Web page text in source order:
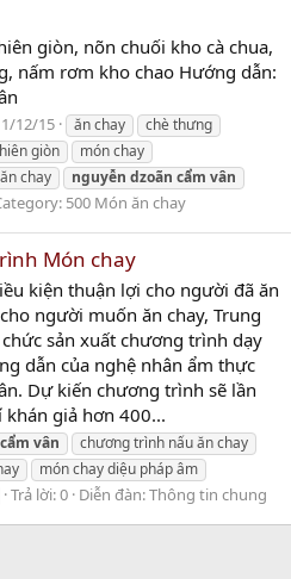
giòn, nõn chuối kho cà chua,
nấm rơm kho chao Hướng dẫn:
12/15 ăn chay
chè thưng
giòn
món chay
chay nguyễn dzoãn cẩm vân
500 Món ăn chay
Món chay
kiện thuận lợi cho người đã ăn
người muốn ăn chay, Trung
sản xuất chương trình dạy
dẫn của nghệ nhân ẩm thực
Dự kiến chương trình sẽ lần
giả hơn 400...
cẩm vân
chương trình nấu ăn chay
món chay diệu pháp âm
Trả lời: 0 Diễn đàn:Thông tin chung